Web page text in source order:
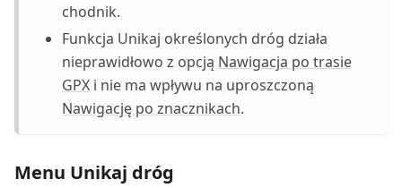
chodnik.
Funkcja Unikaj określonych dróg działa
nieprawidłowo z opcją Nawigacja po trasie
GPX i nie ma wpływu na uproszczoną
Nawigację po znacznikach.
Menu Unikaj dróg